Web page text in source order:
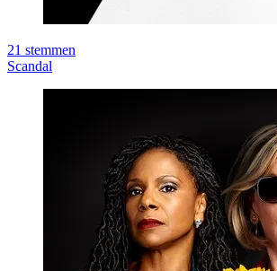
21 stemmen
Scandal